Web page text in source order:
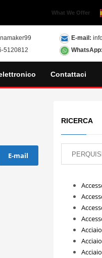
What We Offer
5120812
E-mail:
WhatsApp:
Contattaci
E-mail
RICERCA